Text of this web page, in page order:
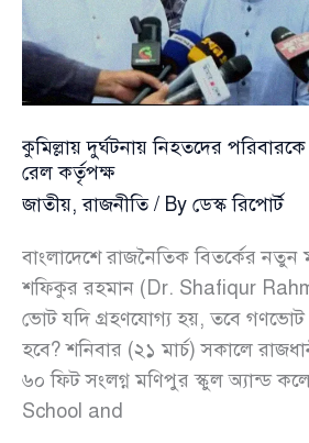
কুমিল্লায় দুর্ঘটনায় নিহতদের
রেল কর্তৃপক্ষ
জাতীয়,রাজনীতি/ By ডেস্ক রিপোর্ট
বাংলাদেশে রাজনৈতিক বিতর্কের নতুন
শফিকুর রহমান (Dr. Shafiqur
ভোট যদি গ্রহণযোগ্য হয়, তবে
হবে? শনিবার (২১ মার্চ) সকালে
৬০ ফিট সংলগ্ন মণিপুর স্কুল অ্যান্ড
School and